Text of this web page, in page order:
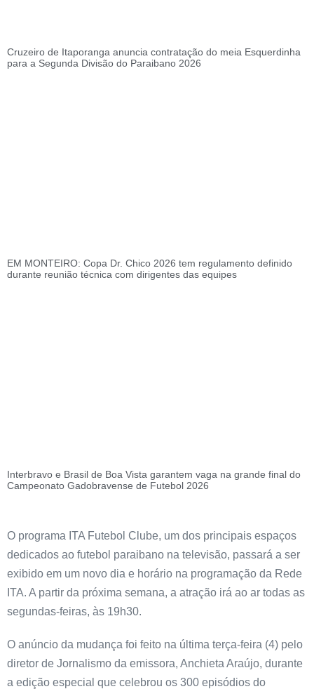
Cruzeiro de Itaporanga anuncia contratação do meia Esquerdinha
para a Segunda Divisão do Paraibano 2026
EM MONTEIRO: Copa Dr. Chico 2026 tem regulamento definido
durante reunião técnica com dirigentes das equipes
Interbravo e Brasil de Boa Vista garantem vaga na grande final do
Campeonato Gadobravense de Futebol 2026
O programa ITA Futebol Clube, um dos principais espaços
dedicados ao futebol paraibano na televisão, passará a ser
exibido em um novo dia e horário na programação da Rede
ITA. A partir da próxima semana, a atração irá ao ar todas as
segundas-feiras, às 19h30.
O anúncio da mudança foi feito na última terça-feira (4) pelo
diretor de Jornalismo da emissora, Anchieta Araújo, durante
a edição especial que celebrou os 300 episódios do